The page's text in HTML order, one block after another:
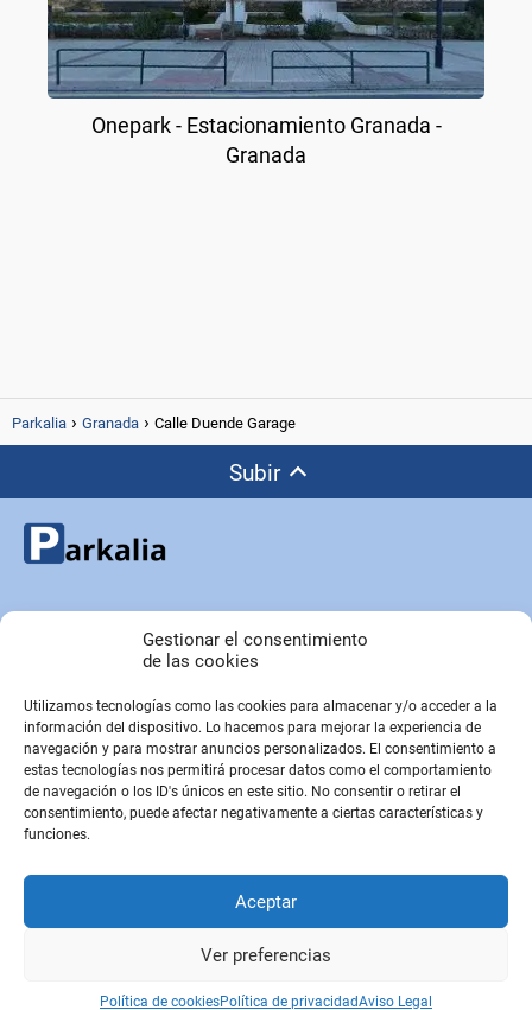
Gestionar el consentimiento
de las cookies
Utilizamos tecnologías como las cookies para almacenar y/o acceder a la
información del dispositivo. Lo hacemos para mejorar la experiencia de
navegación y para mostrar anuncios personalizados. El consentimiento a
estas tecnologías nos permitirá procesar datos como el comportamiento
de navegación o los ID's únicos en este sitio. No consentir o retirar el
consentimiento, puede afectar negativamente a ciertas características y
funciones.
Aceptar
Ver preferencias
Política de cookiesPolítica de privacidadAviso Legal
Onepark - Estacionamiento Granada -
Granada
Parkalia Granada Calle Duende Garage
Subir
Copyright © Parkalia.es
PÁGINAS EMPRESA
Contacto
Sobre Nosotros
Sitemap